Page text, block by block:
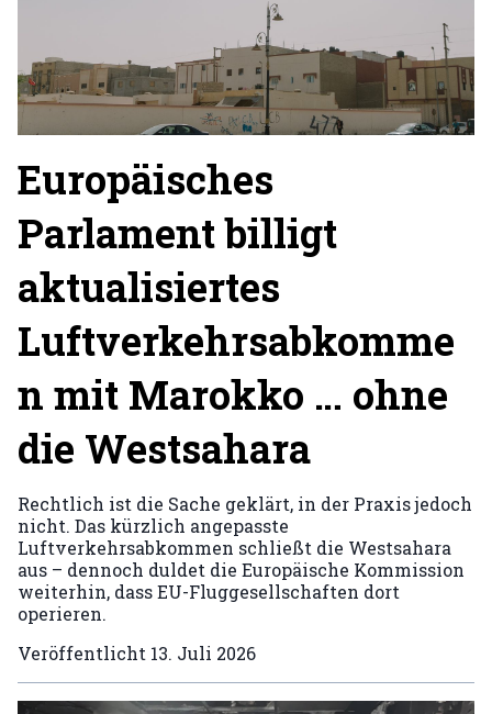
Europäisches
Parlament billigt
aktualisiertes
Luftverkehrsabkomme
n mit Marokko … ohne
die Westsahara
Rechtlich ist die Sache geklärt, in der Praxis jedoch
nicht. Das kürzlich angepasste
Luftverkehrsabkommen schließt die Westsahara
aus – dennoch duldet die Europäische Kommission
weiterhin, dass EU-Fluggesellschaften dort
operieren.
Veröffentlicht 13. Juli 2026